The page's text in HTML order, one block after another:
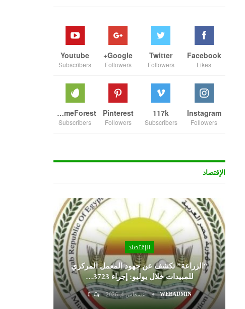
Facebook
Likes
Twitter
Followers
Google+
Followers
Youtube
Subscribers
Instagram
Followers
117k
Subscribers
Pinterest
Followers
ThemeForest
Subscribers
الإقتصاد
الإقتصاد
“الزراعة” تكشف عن جهود المعمل المركزي
للمبيدات خلال يوليو: إجراء 3723…
WEBADMIN أغسطس 4, 2026 0